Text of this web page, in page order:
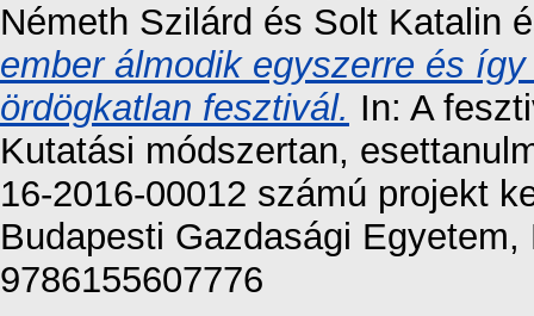
Németh Szilárd és Solt Katalin
ember álmodik egyszerre és
ördögkatlan fesztivál. In: A
Kutatási módszertan,
16-2016-00012 számú projekt
Budapesti Gazdasági
9786155607776